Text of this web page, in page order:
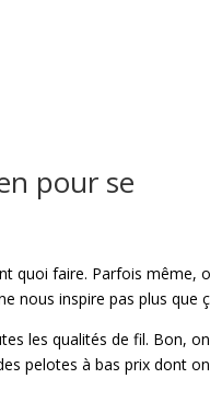
pour se
quoi faire. Parfois même,
nous inspire pas plus que
les qualités de fil. Bon, on
pelotes à bas prix dont